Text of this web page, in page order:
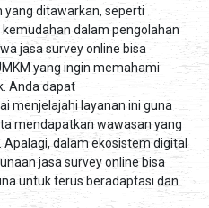
yang ditawarkan, seperti
dalam pengolahan
jasa survey online bisa
yang ingin memahami
Anda dapat
menjelajahi layanan ini guna
mendapatkan wawasan yang
dalam ekosistem digital
jasa survey online bisa
untuk terus beradaptasi dan